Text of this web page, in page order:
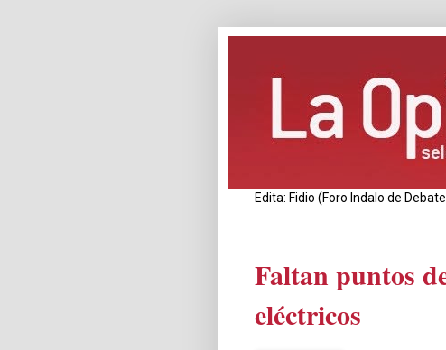
Edita: Fidio (Foro Indalo de
Faltan puntos
eléctricos